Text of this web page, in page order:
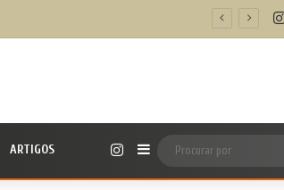
ARTIGOS InstagramBarra Lateral